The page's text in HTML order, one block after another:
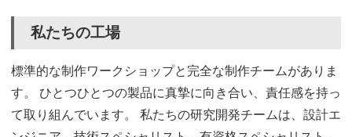
私たちの工場
標準的な制作ワークショップと完全な制作チームがありま
す。 ひとつひとつの製品に真摯に向き合い、責任感を持っ
て取り組んでいます。 私たちの研究開発チームは、設計エ